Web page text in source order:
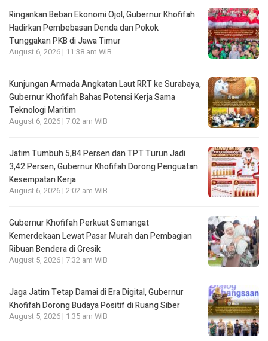
Ringankan Beban Ekonomi Ojol, Gubernur Khofifah
Hadirkan Pembebasan Denda dan Pokok
Tunggakan PKB di Jawa Timur
August 6, 2026 | 11:38 am WIB
Kunjungan Armada Angkatan Laut RRT ke Surabaya,
Gubernur Khofifah Bahas Potensi Kerja Sama
Teknologi Maritim
August 6, 2026 | 7:02 am WIB
Jatim Tumbuh 5,84 Persen dan TPT Turun Jadi
3,42 Persen, Gubernur Khofifah Dorong Penguatan
Kesempatan Kerja
August 6, 2026 | 2:02 am WIB
Gubernur Khofifah Perkuat Semangat
Kemerdekaan Lewat Pasar Murah dan Pembagian
Ribuan Bendera di Gresik
August 5, 2026 | 7:32 am WIB
Jaga Jatim Tetap Damai di Era Digital, Gubernur
Khofifah Dorong Budaya Positif di Ruang Siber
August 5, 2026 | 1:35 am WIB